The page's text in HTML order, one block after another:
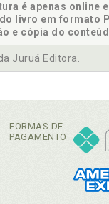
é apenas
livro em formato
e cópia do
Juruá Editora.
FORMAS DE
PAGAMENTO